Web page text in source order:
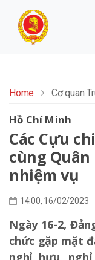
Home Cơ quan
Hồ Chí Minh
Các Cựu
cùng
nhiệm vụ
14:00, 16/02/2023
Ngày 16-2,
chức gặp mặt
nghỉ hưu,